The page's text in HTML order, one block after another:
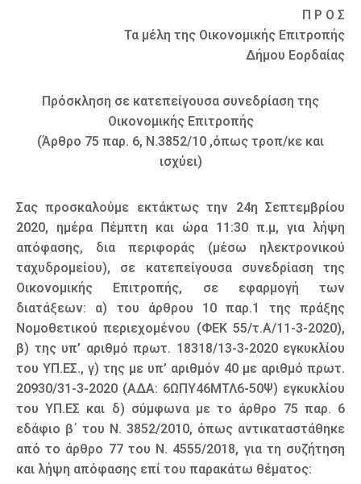
Π Ρ Ο Σ
Τα μέλη της Οικονομικής Επιτροπής
Δήμου Εορδαίας
Πρόσκληση σε κατεπείγουσα συνεδρίαση της
Οικονομικής Επιτροπής
(Άρθρο 75 παρ. 6, Ν.3852/10 ,όπως τροπ/κε και
ισχύει)
Σας προσκαλούμε εκτάκτως την 24η Σεπτεμβρίου
2020, ημέρα Πέμπτη και ώρα 11:30 π.μ, για λήψη
απόφασης, δια περιφοράς (μέσω ηλεκτρονικού
ταχυδρομείου), σε κατεπείγουσα συνεδρίαση της
Οικονομικής Επιτροπής, σε εφαρμογή των
διατάξεων: α) του άρθρου 10 παρ.1 της πράξης
Νομοθετικού περιεχομένου (ΦΕΚ 55/τ.Α/11-3-2020),
β) της υπ’ αριθμό πρωτ. 18318/13-3-2020 εγκυκλίου
του ΥΠ.ΕΣ., γ) της με υπ’ αριθμόν 40 με αριθμό πρωτ.
20930/31-3-2020 (ΑΔΑ: 6ΩΠΥ46ΜΤΛ6-50Ψ) εγκυκλίου
του ΥΠ.ΕΣ και δ) σύμφωνα με το άρθρο 75 παρ. 6
εδάφιο β΄ του Ν. 3852/2010, όπως αντικαταστάθηκε
από το άρθρο 77 του Ν. 4555/2018, για τη συζήτηση
και λήψη απόφασης επί του παρακάτω θέματος: